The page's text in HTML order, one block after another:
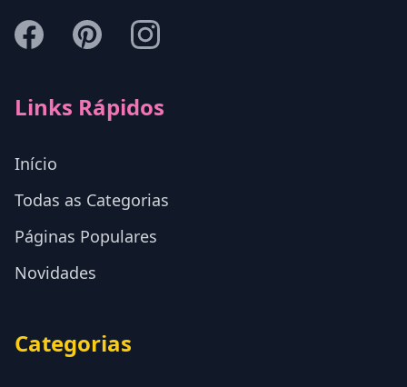
Links Rápidos
Início
Todas as Categorias
Páginas Populares
Novidades
Categorias